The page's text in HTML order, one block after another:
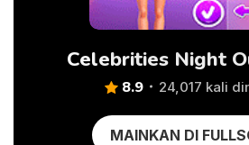
Celebrities Night
8.9 24,017 kali
MAINKAN DI